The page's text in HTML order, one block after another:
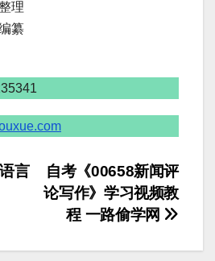
理
纂
自考《00658新闻评
论写作》学习视频教
程 一路偷学网
言